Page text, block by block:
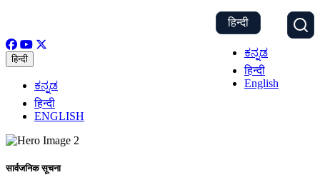
हिन्दी
ಕನ್ನಡ
हिन्दी
English
हिन्दी
ಕನ್ನಡ
हिन्दी
ENGLISH
सार्वजनिक सूचना